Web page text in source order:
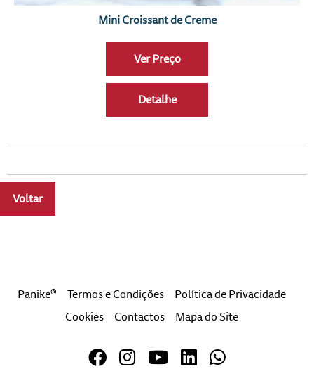
Mini Croissant de Creme
Ver Preço
Detalhe
Voltar
Panike® Termos e Condições
Política de Privacidade
Cookies
Contactos Mapa do Site